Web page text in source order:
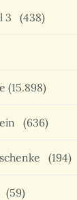
3 (438)
(15.898)
(636)
(194)
(59)